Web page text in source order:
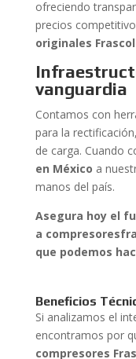
ofreciendo
precios
originales
vanguardia
Contamos con
para la
de carga. Cuando
en México a
manos del país.
Asegura hoy el
a
que podemos
Beneficios
Si analizamos el
encontramos por
compresores